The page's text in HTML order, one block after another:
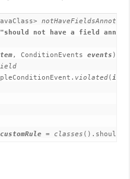
"should not have a field
, ConditionEvents events
violated(item
customRule = classes ().should(